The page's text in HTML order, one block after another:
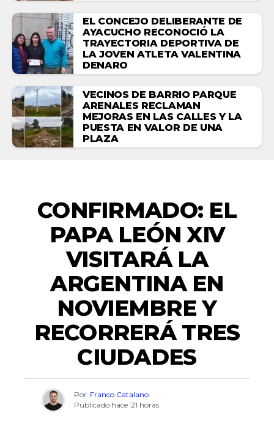
EL CONCEJO DELIBERANTE DE
AYACUCHO RECONOCIÓ LA
TRAYECTORIA DEPORTIVA DE
LA JOVEN ATLETA VALENTINA
DENARO
VECINOS DE BARRIO PARQUE
ARENALES RECLAMAN
MEJORAS EN LAS CALLES Y LA
PUESTA EN VALOR DE UNA
PLAZA
CONFIRMADO: EL
PAPA LEÓN XIV
VISITARÁ LA
ARGENTINA EN
NOVIEMBRE Y
RECORRERÁ TRES
CIUDADES
Por Franco Catalano
Publicado hace 21 horas